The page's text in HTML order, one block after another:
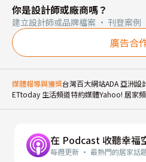
你是設計師或廠商嗎？
建立設計師或品牌檔案 · 刊登案例
廣告合
媒體報導與獲獎台灣百大網站ADA 亞洲設
ETtoday 生活頻道特約媒體Yahoo! 居家
在 Podcast 收聽幸福
每週更新 · 最熱門的居家話